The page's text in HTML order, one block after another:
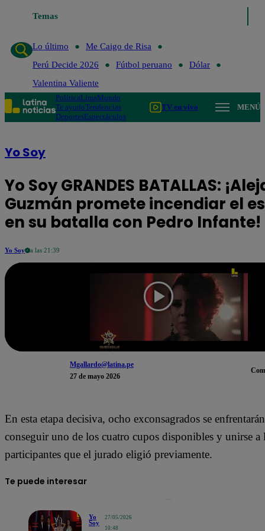
Temas
Lo último
Me Caigo de Risa
Perú Decide 2026
Fútbol peruano
Dólar
Valentina Valiente
PolíticaLimaMundo
Te ayudoTendencias
DeportesEspectáculos
TV en vivo MENÚ
Yo Soy
Yo Soy GRANDES BATALLAS:
Guzmán promete incendiar el
en su batalla con Pedro Infante!
Yo Soy a las 21:39
Mgallardo@latina.pe
27 de mayo 2026
En esta etapa decisiva, ocho exconsagrados se
conseguir uno de los cuatro cupos disponibles y unirse a
participantes que el jurado eligió previamente.
Te puede interesar
Yo
Soy
27/05/2026
10:48